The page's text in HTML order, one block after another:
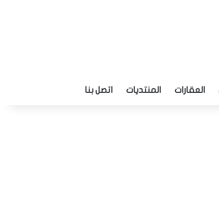
العقارات المنتديات اتصل بنا